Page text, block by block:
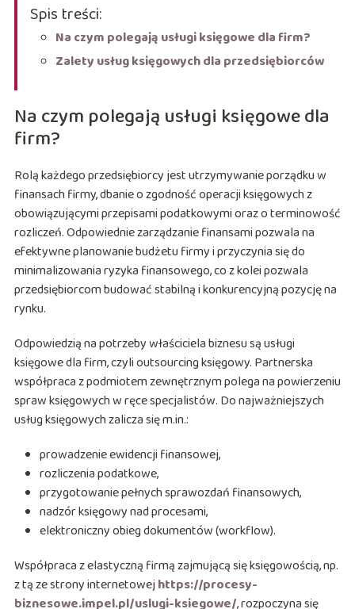
Spis treści:
Na czym polegają usługi księgowe dla firm?
Zalety usług księgowych dla przedsiębiorców
Na czym polegają usługi księgowe dla
firm?
Rolą każdego przedsiębiorcy jest utrzymywanie porządku w
finansach firmy, dbanie o zgodność operacji księgowych z
obowiązującymi przepisami podatkowymi oraz o terminowość
rozliczeń. Odpowiednie zarządzanie finansami pozwala na
efektywne planowanie budżetu firmy i przyczynia się do
minimalizowania ryzyka finansowego, co z kolei pozwala
przedsiębiorcom budować stabilną i konkurencyjną pozycję na
rynku.
Odpowiedzią na potrzeby właściciela biznesu są usługi
księgowe dla firm, czyli outsourcing księgowy. Partnerska
współpraca z podmiotem zewnętrznym polega na powierzeniu
spraw księgowych w ręce specjalistów. Do najważniejszych
usług księgowych zalicza się m.in.:
prowadzenie ewidencji finansowej,
rozliczenia podatkowe,
przygotowanie pełnych sprawozdań finansowych,
nadzór księgowy nad procesami,
elektroniczny obieg dokumentów (workflow).
Współpraca z elastyczną firmą zajmującą się księgowością, np.
z tą ze strony internetowejhttps://procesy-
biznesowe.impel.pl/uslugi-ksiegowe/, rozpoczyna się